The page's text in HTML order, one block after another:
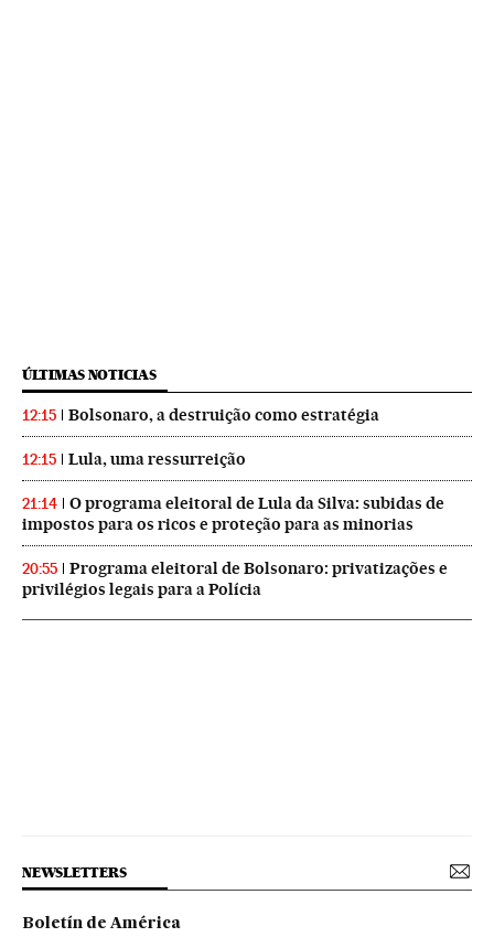
ÚLTIMAS NOTICIAS
12:15 Bolsonaro, a destruição como estratégia
12:15 Lula, uma ressurreição
21:14
O programa eleitoral de Lula da Silva: subidas de
impostos para os ricos e proteção para as minorias
20:55
Programa eleitoral de Bolsonaro: privatizações e
privilégios legais para a Polícia
NEWSLETTERS
Boletín de América